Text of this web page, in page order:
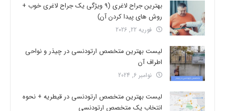
بهترین جراح لاغری (9 ویژگی یک جراح لاغری خوب +
روش های پیدا کردن آن)
فوریه 22, 2026
لیست بهترین متخصص ارتودنسی در چیذر و نواحی
اطراف آن
نوامبر 6, 2024
لیست بهترین متخصص ارتودنسی در قیطریه + نحوه
انتخاب یک متخصص ارتودنسی